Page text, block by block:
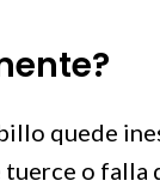
quede
tuerce o